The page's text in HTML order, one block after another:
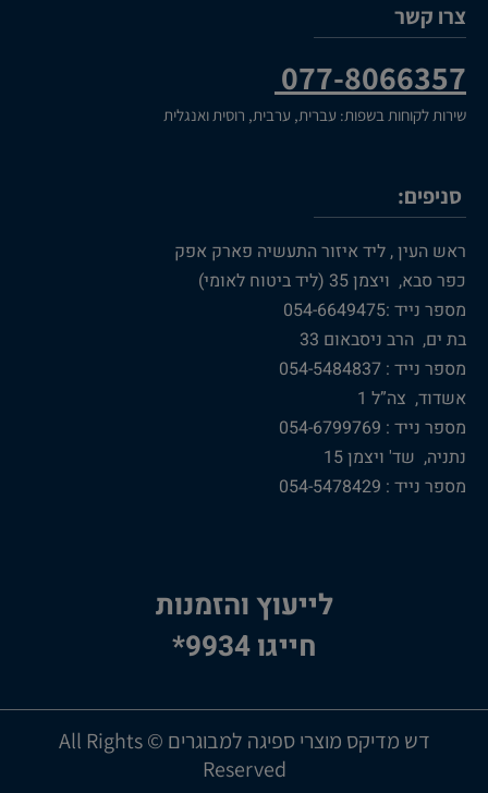
צרו קשר
077-8066357
שירות לקוחות בשפות: עברית, ערבית, רוסית ואנגלית
סניפים:
ראש העין , ליד איזור התעשיה פארק אפק
כפר סבא, ויצמן 35 (ליד ביטוח לאומי)
מספר נייד :054-6649475
בת ים, הרב ניסבאום 33
מספר נייד : 054-5484837
אשדוד, צה”ל 1
מספר נייד : 054-6799769
נתניה, שד' ויצמן 15
מספר נייד : 054-5478429
לייעוץ והזמנות
חייגו 9934*
דש מדיקס מוצרי ספיגה למבוגרים © All Rights
Reserved